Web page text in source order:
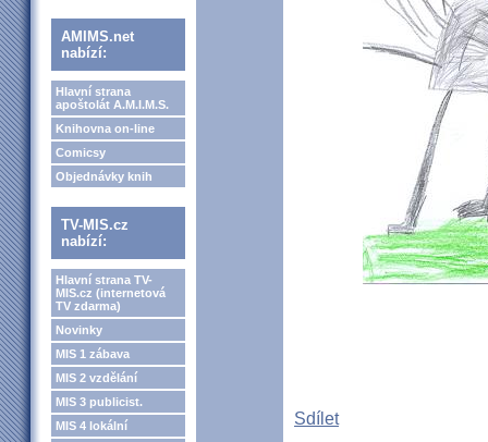
AMIMS.net
nabízí:
Hlavní strana
apoštolát A.M.I.M.S.
Knihovna on-line
Comicsy
Objednávky knih
TV-MIS.cz
nabízí:
Hlavní strana TV-
MIS.cz (internetová
TV zdarma)
Novinky
MIS 1 zábava
MIS 2 vzdělání
MIS 3 publicist.
MIS 4 lokální
Sdílet